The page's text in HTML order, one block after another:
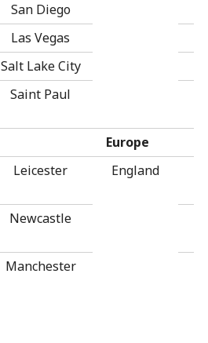
San Diego
Las Vegas
Salt Lake City
Saint Paul
Europe
Leicester England
Newcastle
Manchester